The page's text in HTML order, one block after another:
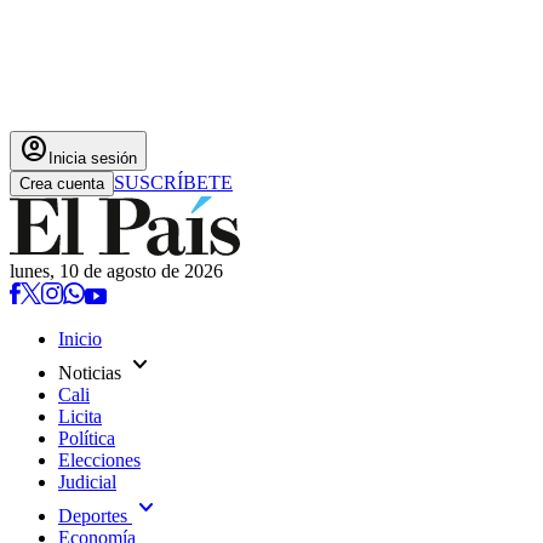
account_circle Inicia sesión
Crea cuenta SUSCRÍBETE
lunes, 10 de agosto de 2026
Inicio
Noticias expand_more
Cali
Licita
Política
Elecciones
Judicial
Deportes expand_more
Economía